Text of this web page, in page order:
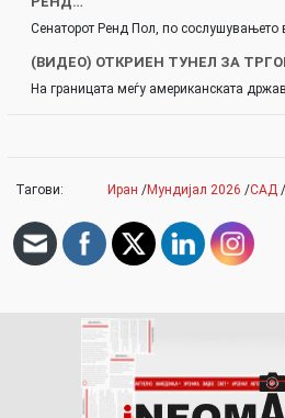
Сенаторот Ренд Пол, по сослушувањето
(ВИДЕО) ОТКРИЕН ТУНЕЛ ЗА
На границата меѓу американската
Тагови: Иран /Мундијал 2026 /САД /